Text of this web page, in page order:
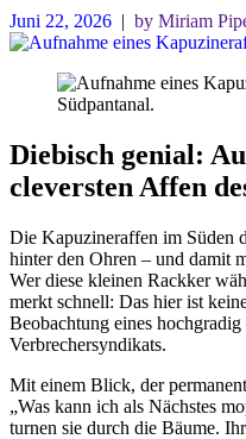
Juni 22, 2026 | by Miriam
Diebisch genial:
cleversten Affen
Die Kapuzineraffen im Süden
hinter den Ohren – und damit
Wer diese kleinen Rackker
merkt schnell: Das hier ist
Beobachtung eines
Verbrechersyndikats.
Mit einem Blick, der
„Was kann ich als Nächstes
turnen sie durch die Bäume.